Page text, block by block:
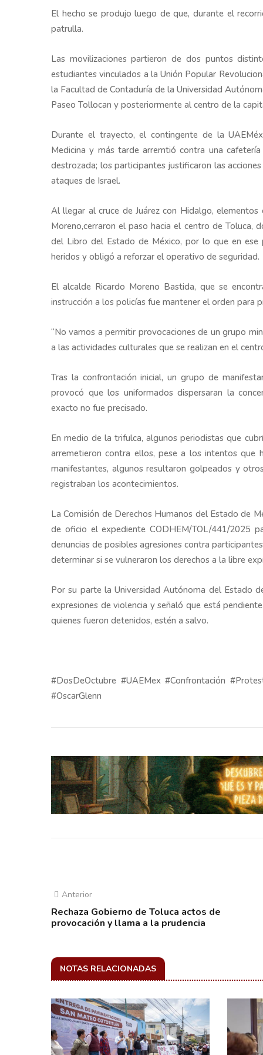
El hecho se produjo luego de que, durante el
patrulla.
Las movilizaciones partieron de dos puntos
estudiantes vinculados a la Unión Popular
la Facultad de Contaduría de la Universidad
Paseo Tollocan y posteriormente al centro de la
Durante el trayecto, el contingente de la
Medicina y más tarde arremtió contra una
destrozada; los participantes justificaron las
ataques de Israel.
Al llegar al cruce de Juárez con Hidalgo,
Moreno,cerraron el paso hacia el centro de Toluca,
del Libro del Estado de México, por lo que en
heridos y obligó a reforzar el operativo de seguridad.
El alcalde Ricardo Moreno Bastida, que se
instrucción a los policías fue mantener el orden para
“No vamos a permitir provocaciones de un grupo
a las actividades culturales que se realizan en el
Tras la confrontación inicial, un grupo de
provocó que los uniformados dispersaran la
exacto no fue precisado.
En medio de la trifulca, algunos periodistas que
arremetieron contra ellos, pese a los intentos que
manifestantes, algunos resultaron golpeados y
registraban los acontecimientos.
La Comisión de Derechos Humanos del Estado de
de oficio el expediente CODHEM/TOL/441/2025
denuncias de posibles agresiones contra
determinar si se vulneraron los derechos a la libre
Por su parte la Universidad Autónoma del Estado
expresiones de violencia y señaló que está
quienes fueron detenidos, estén a salvo.
#DosDeOctubre #UAEMex #Confrontación
#OscarGlenn
Anterior
Rechaza Gobierno de Toluca actos de
provocación y llama a la prudencia
NOTAS RELACIONADAS